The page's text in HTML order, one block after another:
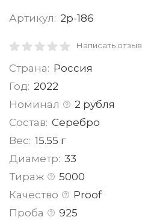
Артикул: 2р-186
Написать отзыв
Страна: Россия
Год: 2022
Номинал
2 рубля
Состав: Серебро
Вес: 15.55 г
Диаметр: 33
Тираж
5000
Качество
Proof
Проба
925